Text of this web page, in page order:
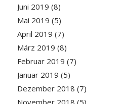
Juni 2019 (8)
Mai 2019 (5)
April 2019 (7)
März 2019 (8)
Februar 2019 (7)
Januar 2019 (5)
Dezember 2018 (7)
November 2018 (5)